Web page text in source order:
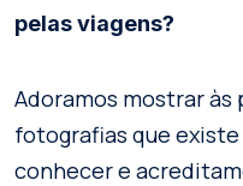
pelas viagens?
Adoramos mostrar às
fotografias que
conhecer e